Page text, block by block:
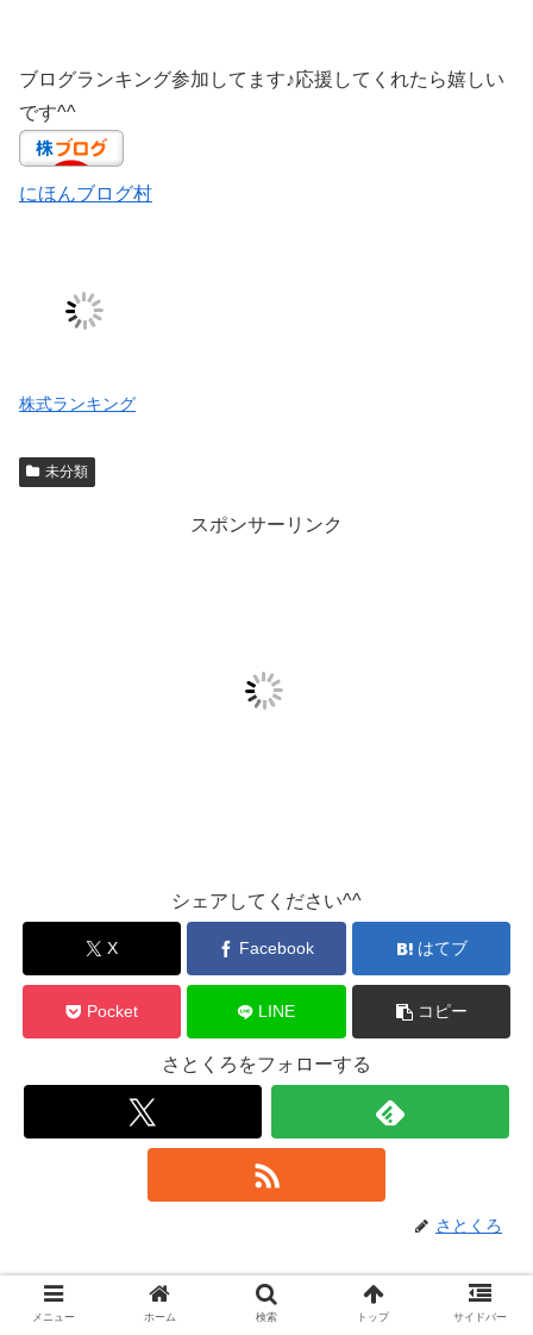
ブログランキング参加してます♪応援してくれたら嬉しい
です^^
にほんブログ村
株式ランキング
Pocket LINE コピー
さとくろをフォローする
ブラックマンデー 2026-3-9(月)
メニュー ホーム 検索 トップ サイドバー